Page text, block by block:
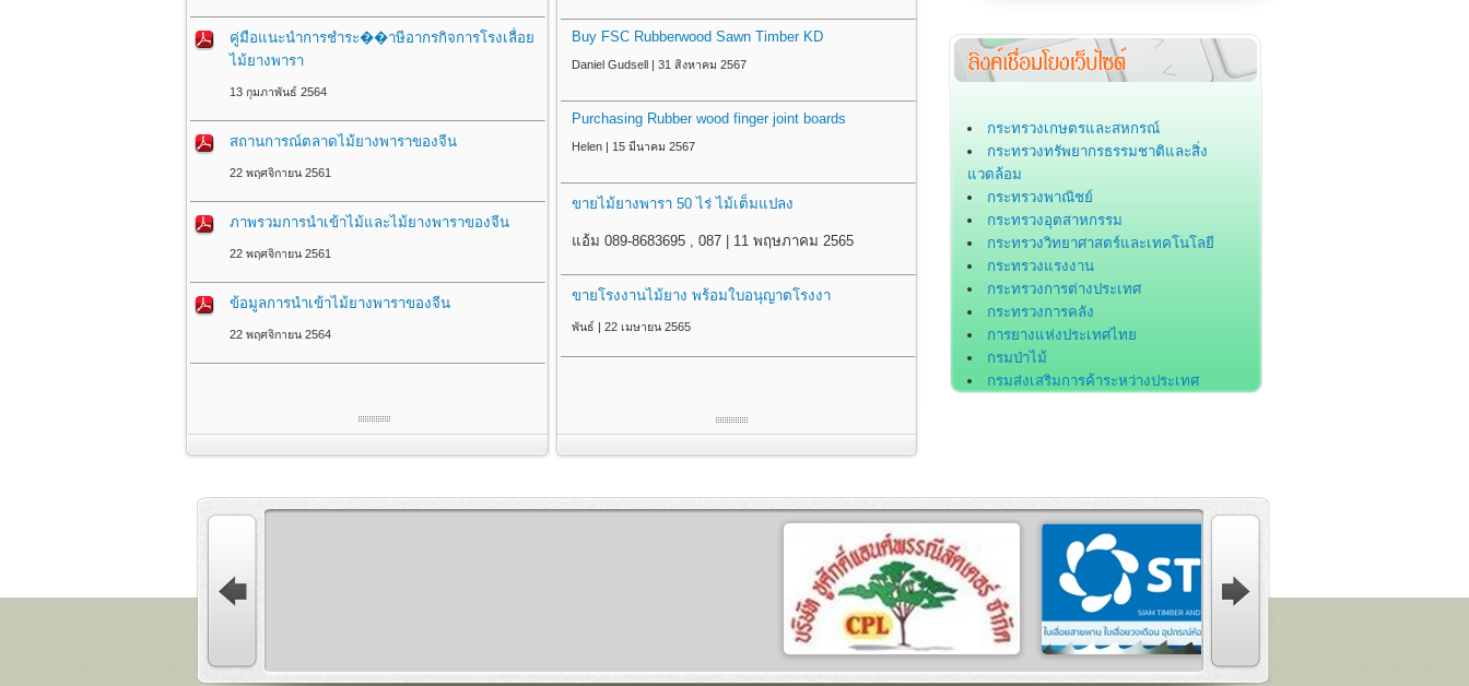
คู่มือแนะนำการชำระ��าษีอากรกิจการโรงเลื่อย
ไม้ยางพารา
13 กุมภาพันธ์ 2564
สถานการณ์ตลาดไม้ยางพาราของจีน
22 พฤศจิกายน 2561
ภาพรวมการนำเข้าไม้และไม้ยางพาราของจีน
22 พฤศจิกายน 2561
ข้อมูลการนำเข้าไม้ยางพาราของจีน
22 พฤศจิกายน 2564
Buy FSC Rubberwood Sawn Timber KD
Daniel Gudsell | 31 สิงหาคม 2567
Purchasing Rubber wood finger joint boards
Helen | 15 มีนาคม 2567
ขายไม้ยางพารา 50 ไร่ ไม้เต็มแปลง
แอ้ม 089-8683695 , 087 | 11 พฤษภาคม 2565
ขายโรงงานไม้ยาง พร้อมใบอนุญาตโรงงา
พันธ์ | 22 เมษายน 2565
กระทรวงเกษตรและสหกรณ์
กระทรวงทรัพยากรธรรมชาติและสิ่ง
แวดล้อม
กระทรวงพาณิชย์
กระทรวงอุตสาหกรรม
กระทรวงวิทยาศาสตร์และเทคโนโลยี
กระทรวงแรงงาน
กระทรวงการต่างประเทศ
กระทรวงการคลัง
การยางแห่งประเทศไทย
กรมป่าไม้
กรมส่งเสริมการค้าระหว่างประเทศ
สำนักงานคณะกรรมการส่งเสริมการลงทุน
สำนักงานคณะกรรมการพัฒนาการ
เศรษฐกิจและสังคมแห่งชาติ
สำนักงานพัฒนาวิทยาศาสตร์และ
เทคโนโลยีแห่งชาติ
องค์การอุตสาหกรรมป่าไม้
สถาบันมาตรวิทยาแห่งชาติ
ธนาคารแห่งประเทศไทย